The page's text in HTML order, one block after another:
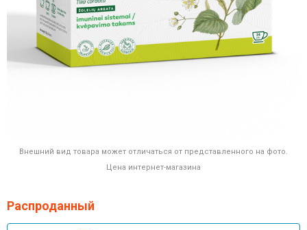
Внешний вид товара может отличаться от представленного на фото.
Цена интернет-магазина
Распроданный